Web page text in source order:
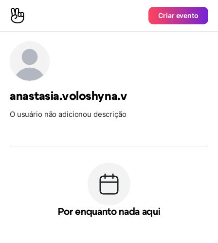
Criar evento
anastasia.voloshyna.v
O usuário não adicionou descrição
Por enquanto nada aqui